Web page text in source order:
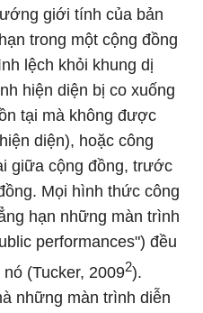
giới tính của bản
trong một cộng đồng
lệch khỏi khung dị
hiện diện bị co xuống
tại mà không được
diện), hoặc công
giữa cộng đồng, trước
Mọi hình thức công
hạn những màn trình
performances") đều
(Tucker, 20092).
những màn trình diễn